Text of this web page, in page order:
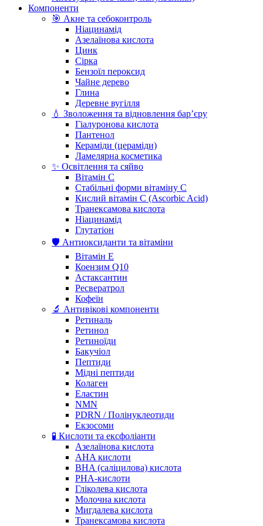
Компоненти
🎯 Акне та себоконтроль
Ніацинамід
Азелаїнова кислота
Цинк
Сірка
Бензоїл пероксид
Чайне дерево
Глина
Деревне вугілля
💧 Зволоження та відновлення бар’єру
Гіалуронова кислота
Пантенол
Кераміди (цераміди)
Ламелярна косметика
✨ Освітлення та сяйво
Вітамін С
Стабільні форми вітаміну С
Кислий вітамін С (Ascorbic Acid)
Транексамова кислота
Ніацинамід
Глутатіон
🛡️ Антиоксиданти та вітаміни
Вітамін Е
Коензим Q10
Астаксантин
Ресвератрол
Кофеїн
🔬 Антивікові компоненти
Ретиналь
Ретинол
Ретиноїди
Бакучіол
Пептиди
Мідні пептиди
Колаген
Еластин
NMN
PDRN / Полінуклеотиди
Екзосоми
🧪 Кислоти та ексфоліанти
Азелаїнова кислота
AHA кислоти
BHA (саліцилова) кислота
PHA-кислоти
Гліколева кислота
Молочна кислота
Мигдалева кислота
Транексамова кислота